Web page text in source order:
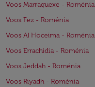
Voos Marraquexe - Roménia
Voos Fez - Roménia
Voos Al Hoceima - Roménia
Voos Errachidia - Roménia
Voos Jeddah - Roménia
Voos Riyadh - Roménia